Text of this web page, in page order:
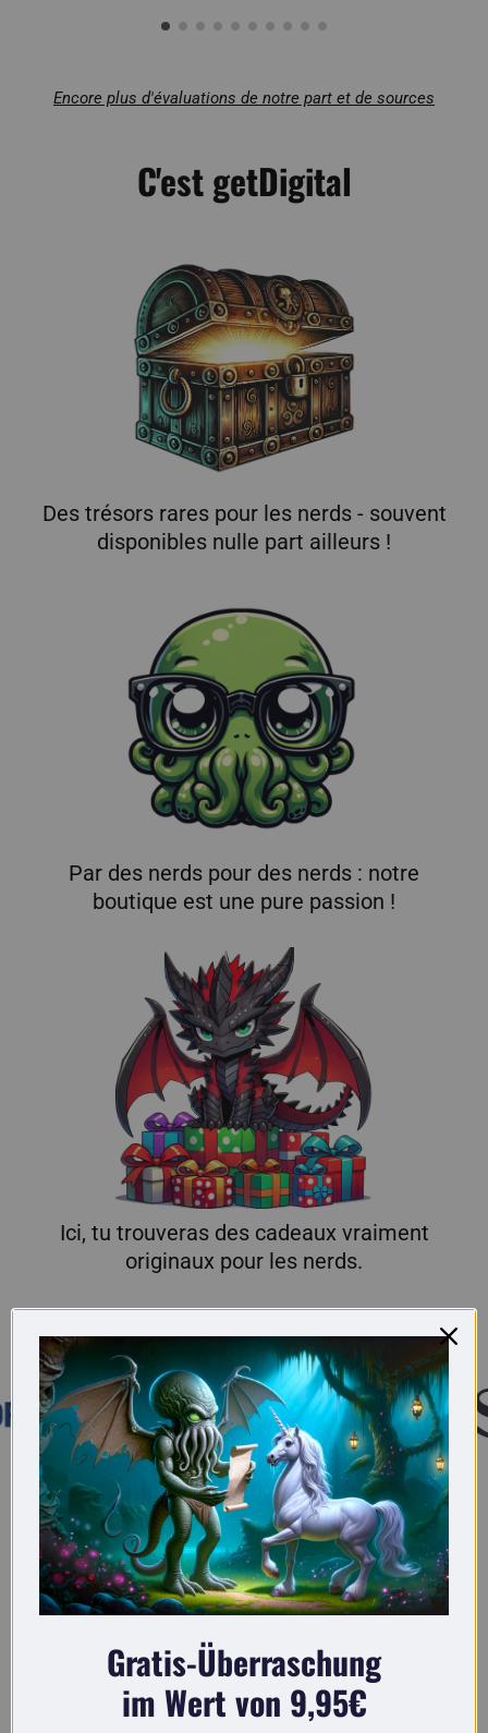
Encore plus d'évaluations de notre part et de sources
C'est getDigital
Des trésors rares pour les nerds - souvent
disponibles nulle part ailleurs !
Par des nerds pour des nerds : notre
boutique est une pure passion !
Ici, tu trouveras des cadeaux vraiment
originaux pour les nerds.
Connu de
getDigital en comparaison
Chez nous, tu trouveras des articles uniques faits
par des nerds pour des nerds et non pas des
ordures chinoises 08/15 comme dans beaucoup
d'autres boutiques.
Gratis-Überraschung
im Wert von 9,95€